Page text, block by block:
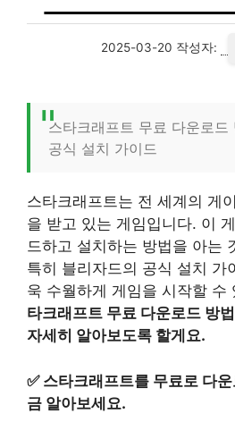
2025-03-20 작성자:
스타크래프트 무료 다운로드
공식 설치 가이드
스타크래프트는 전 세계의 게
을 받고 있는 게임입니다. 이
드하고 설치하는 방법을 아는
특히 블리자드의 공식 설치 가
욱 수월하게 게임을 시작할 수
타크래프트 무료 다운로드 방
자세히 알아보도록 할게요.
✅ 스타크래프트를 무료로 다
금 알아보세요.